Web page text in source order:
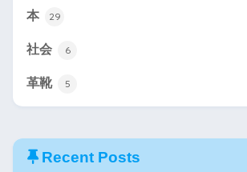
本 29
社会 6
革靴 5
Recent Posts